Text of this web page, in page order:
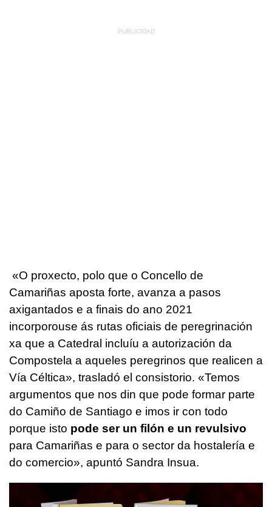
«O proxecto, polo que o Concello de
Camariñas aposta forte, avanza a pasos
axigantados e a finais do ano 2021
incorporouse ás rutas oficiais de peregrinación
xa que a Catedral incluíu a autorización da
Compostela a aqueles peregrinos que realicen a
Vía Céltica», trasladó el consistorio. «Temos
argumentos que nos din que pode formar parte
do Camiño de Santiago e imos ir con todo
porque isto pode ser un filón e un revulsivo
para Camariñas e para o sector da hostalería e
do comercio», apuntó Sandra Insua.